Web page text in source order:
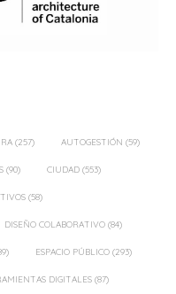
(257) AUTOGESTIÓN (59)
(90) CIUDAD (553)
(58)
DISEÑO COLABORATIVO (84)
ESPACIO PÚBLICO (293)
DIGITALES (87)